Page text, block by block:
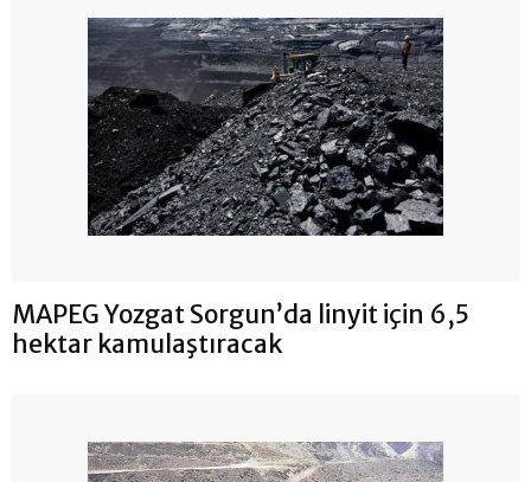
MAPEG Yozgat Sorgun’da linyit için 6,5
hektar kamulaştıracak